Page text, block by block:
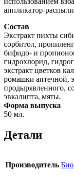
аппликатор-
Состав
Экстракт пихты
сорбитол,
бифидо- и
гидрохлорид,
экстракт цветков
ромашки аптечной,
продырявленного,
эвкалипта, мяты.
Форма выпуска
50 мл.
Детали
Производитель